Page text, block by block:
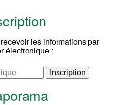
les informations par
électronique :